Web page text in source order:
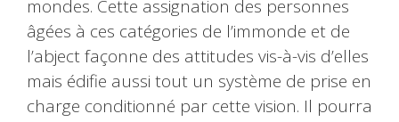
mondes. Cette assignation des personnes
âgées à ces catégories de l’immonde et de
l’abject façonne des attitudes vis-à-vis d’elles
mais édifie aussi tout un système de prise en
charge conditionné par cette vision. Il pourra